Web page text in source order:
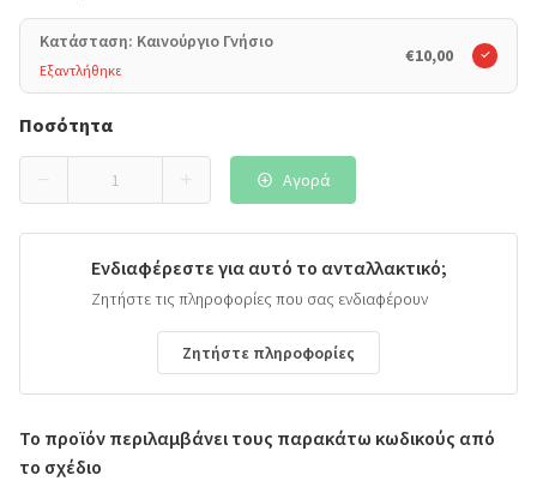
Κατάσταση: Καινούργιο Γνήσιο
Εξαντλήθηκε
€10,00
Ποσότητα
Αγορά
Ενδιαφέρεστε για αυτό το ανταλλακτικό;
Ζητήστε τις πληροφορίες που σας ενδιαφέρουν
Ζητήστε πληροφορίες
Το προϊόν περιλαμβάνει τους παρακάτω κωδικούς από
το σχέδιο